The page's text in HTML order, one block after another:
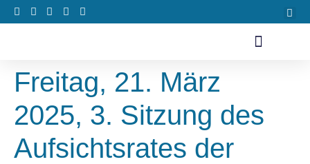
Freitag, 21. März
2025, 3. Sitzung des
Aufsichtsrates der